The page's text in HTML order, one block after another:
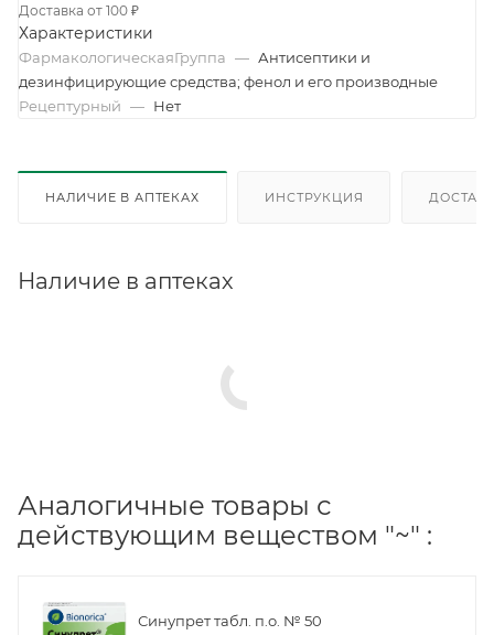
Доставка от 100 ₽
Характеристики
ФармакологическаяГруппа — Антисептики и
дезинфицирующие средства; фенол и его производные
Рецептурный — Нет
НАЛИЧИЕ В АПТЕКАХ ИНСТРУКЦИЯ
Наличие в аптеках
Аналогичные товары с
действующим веществом "~" :
Синупрет табл. п.о. № 50